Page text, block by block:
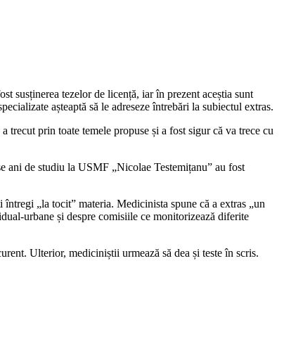
susținerea tezelor de licență, iar în prezent aceștia sunt
așteaptă să le adreseze întrebări la subiectul extras.
trecut prin toate temele propuse și a fost sigur că va trece cu
ani de studiu la USMF „Nicolae Testemițanu” au fost
„la tocit” materia. Medicinista spune că a extras „un
urbane și despre comisiile ce monitorizează diferite
Ulterior, mediciniștii urmează să dea și teste în scris.